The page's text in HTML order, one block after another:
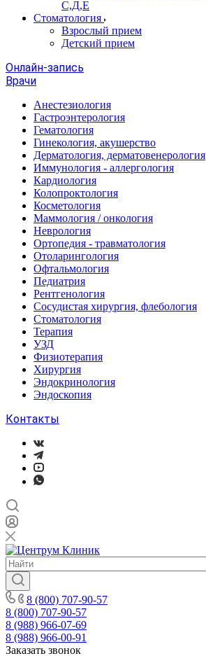
С,Д,Е
Стоматология
Взрослый прием
Детский прием
Онлайн-запись
Врачи
Анестезиология
Гастроэнтерология
Гематология
Гинекология, акушерство
Дерматология, дерматовенерология
Иммунология - аллергология
Кардиология
Колопроктология
Косметология
Маммология / онкология
Неврология
Ортопедия - травматология
Отоларингология
Офтальмология
Педиатрия
Рентгенология
Сосудистая хирургия, флебология
Стоматология
Терапия
УЗД
Физиотерапия
Хирургия
Эндокринология
Эндоскопия
Контакты
8 (800) 707-90-57
8 (800) 707-90-57
8 (988) 966-07-69
8 (988) 966-00-91
Заказать звонок